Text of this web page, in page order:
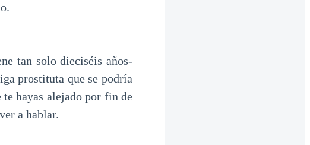
tan solo dieciséis años-
prostituta que se podría
te hayas alejado por fin de
a hablar.